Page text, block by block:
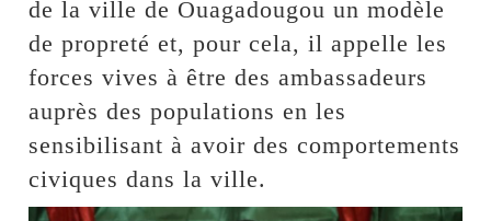
de la ville de Ouagadougou un modèle
de propreté et, pour cela, il appelle les
forces vives à être des ambassadeurs
auprès des populations en les
sensibilisant à avoir des comportements
civiques dans la ville.